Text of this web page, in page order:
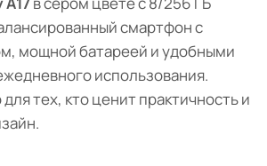
смартфон с
мощной батареей и удобными
использования.
тех, кто ценит практичность и